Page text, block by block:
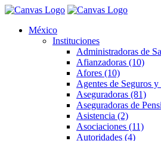
México
Instituciones
Administradoras de
Afianzadoras (10)
Afores (10)
Agentes de Seguros
Aseguradoras (81)
Aseguradoras de
Asistencia (2)
Asociaciones (11)
Autoridades (4)